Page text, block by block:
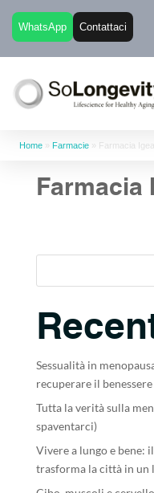
WhatsApp Contattaci
Home » Farmacie » Farmacia Igea
Farmacia
Sessualità in
recuperare il
Tutta la verità sulla
spaventarci)
Vivere a lungo e bene:
trasforma la città in